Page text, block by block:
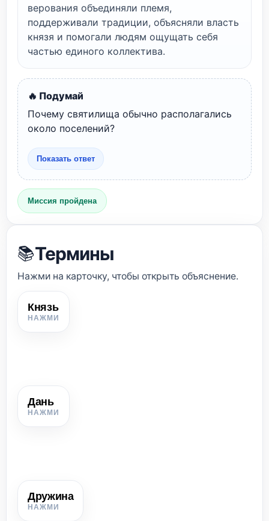
верования объединяли племя,
поддерживали традиции, объясняли власть
князя и помогали людям ощущать себя
частью единого коллектива.
🔥 Подумай
Почему святилища обычно располагались
около поселений?
Показать ответ
Миссия пройдена
📚Термины
Нажми на карточку, чтобы открыть объяснение.
Князь
Военный вождь и правитель, который организовывал
Дань
Натуральный налог, который население платило князю
Дружина
Постоянные боевые соратники князя, его главная военная